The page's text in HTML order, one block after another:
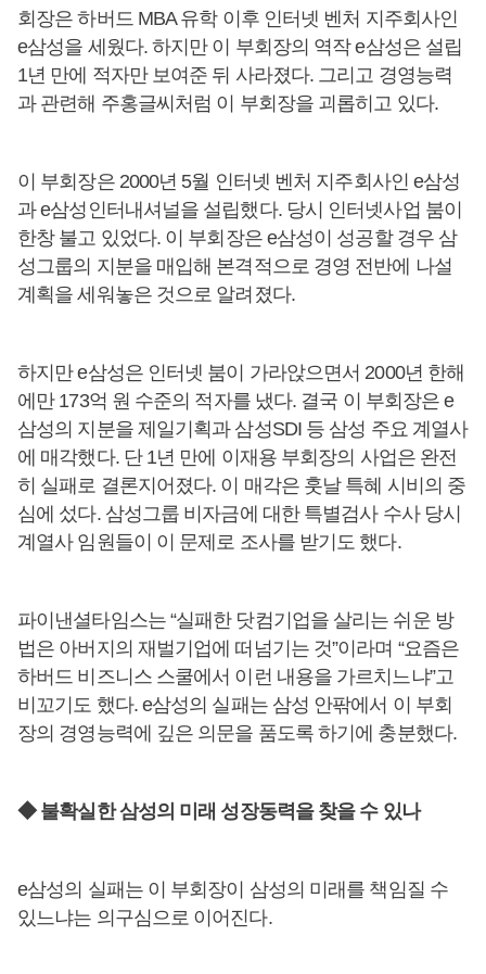
회장은 하버드 MBA 유학 이후 인터넷 벤처 지주회사인
e삼성을 세웠다. 하지만 이 부회장의 역작 e삼성은 설립
1년 만에 적자만 보여준 뒤 사라졌다. 그리고 경영능력
과 관련해 주홍글씨처럼 이 부회장을 괴롭히고 있다.
이 부회장은 2000년 5월 인터넷 벤처 지주회사인 e삼성
과 e삼성인터내셔널을 설립했다. 당시 인터넷사업 붐이
한창 불고 있었다. 이 부회장은 e삼성이 성공할 경우 삼
성그룹의 지분을 매입해 본격적으로 경영 전반에 나설
계획을 세워놓은 것으로 알려졌다.
하지만 e삼성은 인터넷 붐이 가라앉으면서 2000년 한해
에만 173억 원 수준의 적자를 냈다. 결국 이 부회장은 e
삼성의 지분을 제일기획과 삼성SDI 등 삼성 주요 계열사
에 매각했다. 단 1년 만에 이재용 부회장의 사업은 완전
히 실패로 결론지어졌다. 이 매각은 훗날 특혜 시비의 중
심에 섰다. 삼성그룹 비자금에 대한 특별검사 수사 당시
계열사 임원들이 이 문제로 조사를 받기도 했다.
파이낸셜타임스는 “실패한 닷컴기업을 살리는 쉬운 방
법은 아버지의 재벌기업에 떠넘기는 것”이라며 “요즘은
하버드 비즈니스 스쿨에서 이런 내용을 가르치느냐”고
비꼬기도 했다. e삼성의 실패는 삼성 안팎에서 이 부회
장의 경영능력에 깊은 의문을 품도록 하기에 충분했다.
◆ 불확실한 삼성의 미래 성장동력을 찾을 수 있나
e삼성의 실패는 이 부회장이 삼성의 미래를 책임질 수
있느냐는 의구심으로 이어진다.